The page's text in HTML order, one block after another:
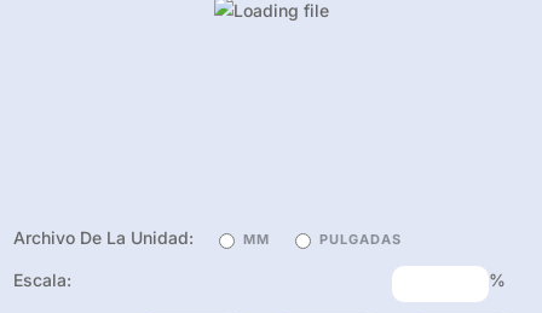
Archivo De La Unidad: MM PULGADAS
Escala: %